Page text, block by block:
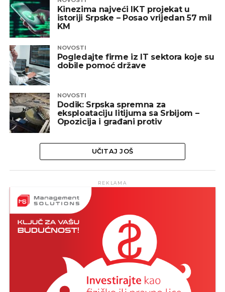
Kinezima najveći IKT projekat u
istoriji Srpske – Posao vrijedan 57 mil
KM
NOVOSTI
Pogledajte firme iz IT sektora koje su
dobile pomoć države
NOVOSTI
Dodik: Srpska spremna za
eksploataciju litijuma sa Srbijom –
Opozicija i građani protiv
UČITAJ JOŠ
REKLAMA